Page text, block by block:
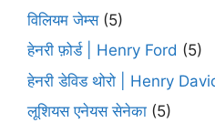
विलियम जेम्स(5)
हेनरी फ़ोर्ड | Henry Ford (5)
हेनरी डेविड थोरो | Henry
लूशियस एनेयस सेनेका (5)